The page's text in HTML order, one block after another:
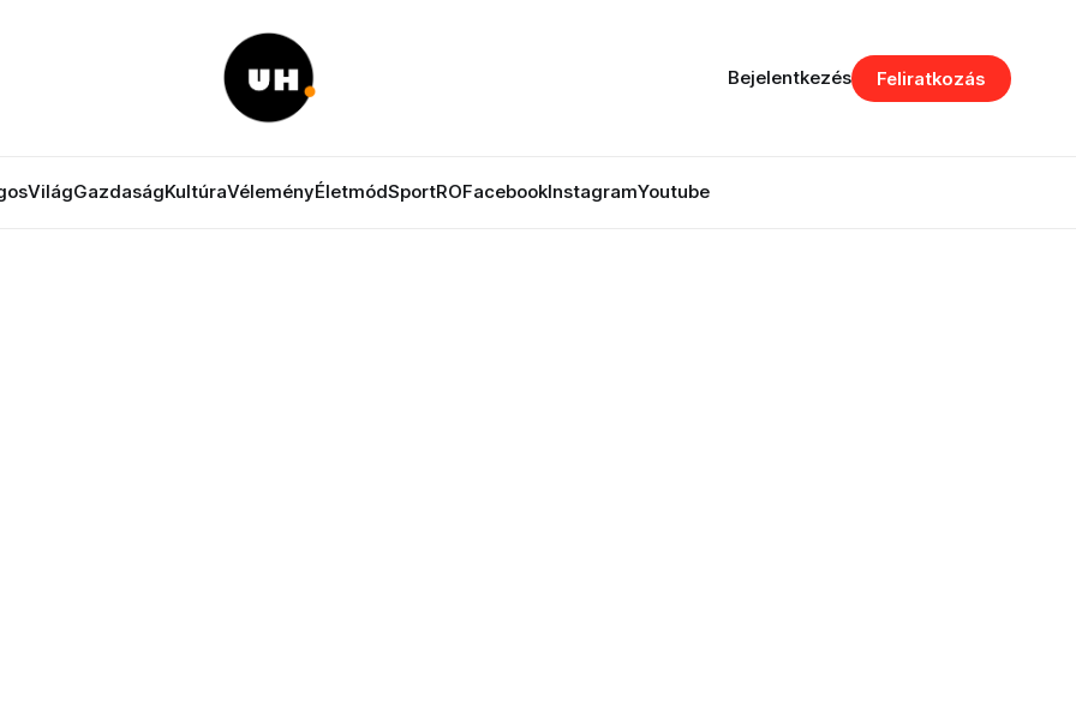
VilágGazdaságKultúraVéleményÉletmódSportROFacebookInstagramYoutube
Bejelentkezés Feliratkozás